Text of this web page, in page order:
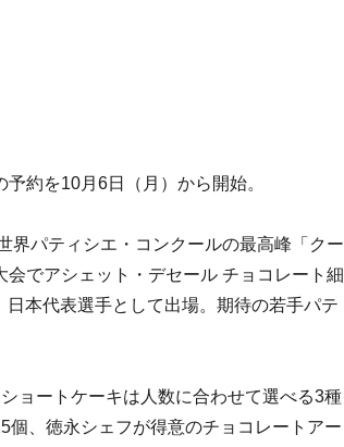
約を10月6日（月）から開始。
界パティシエ・コンクールの最高峰「クー
でアシェット・デセール チョコレート細
本代表選手として出場。期待の若手パテ
ョートケーキは人数に合わせて選べる3種
、徳永シェフが得意のチョコレートアー